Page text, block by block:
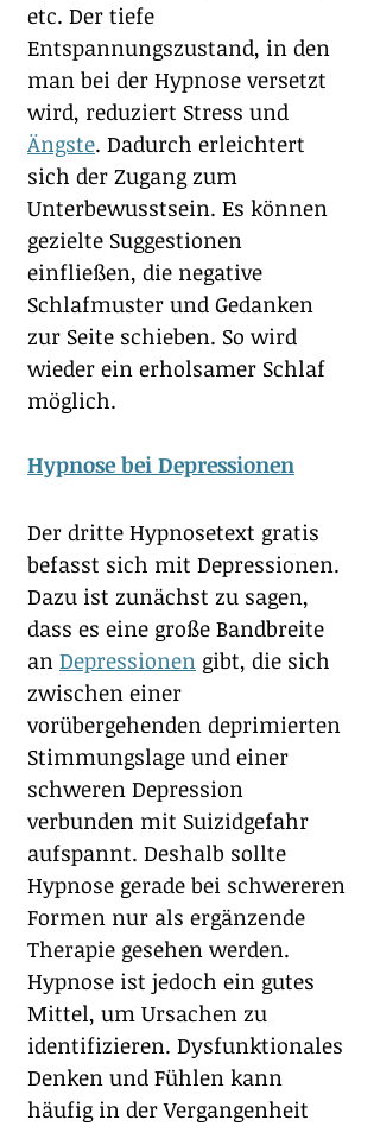
etc. Der tiefe
Entspannungszustand, in den
man bei der Hypnose versetzt
wird, reduziert Stress und
Ängste. Dadurch erleichtert
sich der Zugang zum
Unterbewusstsein. Es können
gezielte Suggestionen
einfließen, die negative
Schlafmuster und Gedanken
zur Seite schieben. So wird
wieder ein erholsamer Schlaf
möglich.
Hypnose bei Depressionen
Der dritte Hypnosetext gratis
befasst sich mit Depressionen.
Dazu ist zunächst zu sagen,
dass es eine große Bandbreite
an Depressionen gibt, die sich
zwischen einer
vorübergehenden deprimierten
Stimmungslage und einer
schweren Depression
verbunden mit Suizidgefahr
aufspannt. Deshalb sollte
Hypnose gerade bei schwereren
Formen nur als ergänzende
Therapie gesehen werden.
Hypnose ist jedoch ein gutes
Mittel, um Ursachen zu
identifizieren. Dysfunktionales
Denken und Fühlen kann
häufig in der Vergangenheit